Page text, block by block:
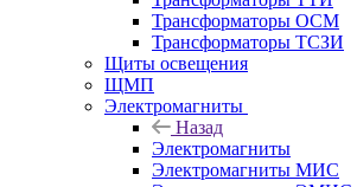
Трансформаторы ОСМ
Трансформаторы ТСЗИ
Щиты освещения
ЩМП
Электромагниты
Назад
Электромагниты
Электромагниты МИС